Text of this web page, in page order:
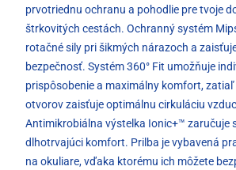
prvotriednu ochranu a pohodlie pre tvoje
štrkovitých cestách. Ochranný systém
rotačné sily pri šikmých nárazoch a
bezpečnosť. Systém 360° Fit umožňuje
prispôsobenie a maximálny komfort,
otvorov zaisťuje optimálnu cirkuláciu
Antimikrobiálna výstelka Ionic+™ zaručuje
dlhotrvajúci komfort. Prilba je vybavená
na okuliare, vďaka ktorému ich môžete